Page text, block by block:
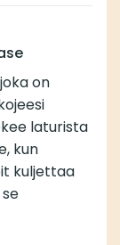
on
laturista
kun
kuljettaa